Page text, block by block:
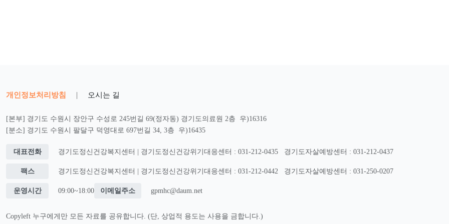
개인정보처리방침 | 오시는 길
[본부] 경기도 수원시 장안구 수성로 245번길 69(정자동) 경기도의료원 2층 우)16316
[분소] 경기도 수원시 팔달구 덕영대로 697번길 34, 3층 우)16435
대표전화 경기도정신건강복지센터 | 경기도정신건강위기대응센터 : 031-212-0435 경기도자살예방센터 : 031-212-0437
팩스 경기도정신건강복지센터 | 경기도정신건강위기대응센터 : 031-212-0442 경기도자살예방센터 : 031-250-0207
운영시간 09:00~18:00 이메일주소 gpmhc@daum.net
Copyleft 누구에게만 모든 자료를 공유합니다. (단, 상업적 용도는 사용을 금합니다.)